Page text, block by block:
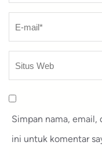
Simpan nama, email,
ini untuk komentar